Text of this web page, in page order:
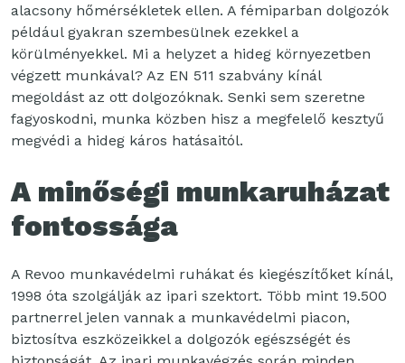
alacsony hőmérsékletek ellen. A fémiparban dolgozók
például gyakran szembesülnek ezekkel a
körülményekkel. Mi a helyzet a hideg környezetben
végzett munkával? Az EN 511 szabvány kínál
megoldást az ott dolgozóknak. Senki sem szeretne
fagyoskodni, munka közben hisz a megfelelő kesztyű
megvédi a hideg káros hatásaitól.
A minőségi munkaruházat
fontossága
A Revoo munkavédelmi ruhákat és kiegészítőket kínál,
1998 óta szolgálják az ipari szektort. Több mint 19.500
partnerrel jelen vannak a munkavédelmi piacon,
biztosítva eszközeikkel a dolgozók egészségét és